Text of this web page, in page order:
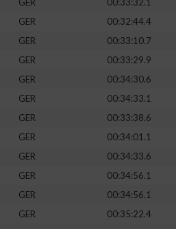
GER 00:32:44.4
GER
00:33:10.7
GER
00:33:29.9
GER
00:34:30.6
GER
00:34:33.1
GER 00:33:38.6
GER
00:34:01.1
GER
00:34:33.6
GER
00:34:56.1
GER
00:34:56.1
GER 00:35:22.4
aus